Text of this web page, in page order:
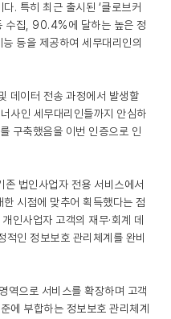
. 특히 최근 출시된 ‘클로브커
수집, 90.4%에 달하는 높은 정
등을 제공하여 세무대리인의
데이터 전송 과정에서 발생할
사인 세무대리인들까지 안심하
구축했음을 이번 인증으로 인
법인사업자 전용 서비스에서
시점에 맞추어 획득했다는 점
인사업자 고객의 재무·회계 데
인 정보보호 관리체계를 완비
역으로 서비스를 확장하며 고객
에 부합하는 정보보호 관리체계